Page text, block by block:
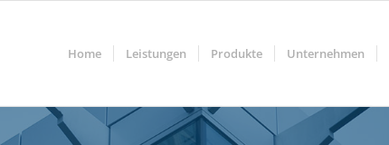
Home Leistungen Produkte Unternehmen